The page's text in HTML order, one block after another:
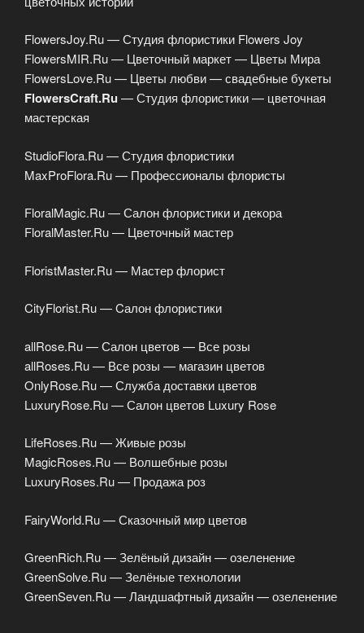
FlowersJoy.Ru — Студия флористики Flowers Joy
FlowersMIR.Ru — Цветочный маркет — Цветы Мира
FlowersLove.Ru — Цветы любви — свадебные букеты
FlowersCraft.Ru — Студия флористики — цветочная
мастерская
StudioFlora.Ru — Студия флористики
MaxProFlora.Ru — Профессионалы флористы
FloralMagic.Ru — Салон флористики и декора
FloralMaster.Ru — Цветочный мастер
FloristMaster.Ru — Мастер флорист
CityFlorist.Ru — Cалон флористики
allRose.Ru — Салон цветов — Все розы
allRoses.Ru — Все розы — магазин цветов
OnlyRose.Ru — Служба доставки цветов
LuxuryRose.Ru — Салон цветов Luxury Rose
LifeRoses.Ru — Живые розы
MagicRoses.Ru — Волшебные розы
LuxuryRoses.Ru — Продажа роз
FairyWorld.Ru — Сказочный мир цветов
GreenRich.Ru — Зелёный дизайн — озеленение
GreenSolve.Ru — Зелёные технологии
GreenSeven.Ru — Ландшафтный дизайн — озеленение